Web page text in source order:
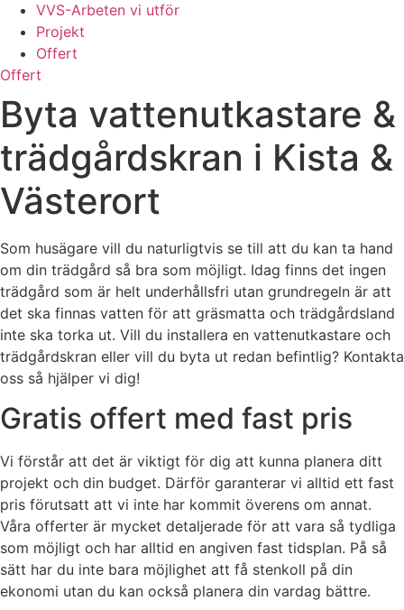
VVS-Arbeten vi utför
Projekt
Offert
Offert
Byta vattenutkastare &
trädgårdskran i Kista &
Västerort
Som husägare vill du naturligtvis se till att du kan ta hand
om din trädgård så bra som möjligt. Idag finns det ingen
trädgård som är helt underhållsfri utan grundregeln är att
det ska finnas vatten för att gräsmatta och trädgårdsland
inte ska torka ut. Vill du installera en vattenutkastare och
trädgårdskran eller vill du byta ut redan befintlig? Kontakta
oss så hjälper vi dig!
Gratis offert med fast pris
Vi förstår att det är viktigt för dig att kunna planera ditt
projekt och din budget. Därför garanterar vi alltid ett fast
pris förutsatt att vi inte har kommit överens om annat.
Våra offerter är mycket detaljerade för att vara så tydliga
som möjligt och har alltid en angiven fast tidsplan. På så
sätt har du inte bara möjlighet att få stenkoll på din
ekonomi utan du kan också planera din vardag bättre.